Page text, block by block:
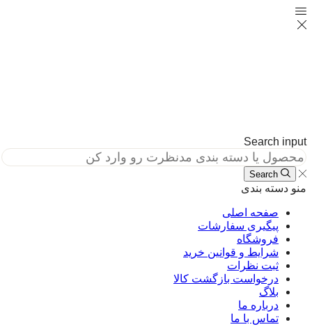
Search
Search
دسته بندی
صفحه اصلی
پیگیری سفارشات
فروشگاه
شرایط و قوانین خرید
ثبت نظرات
درخواست بازگشت کالا
بلاگ
درباره ما
تماس با ما